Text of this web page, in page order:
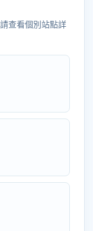
查看個別站點詳